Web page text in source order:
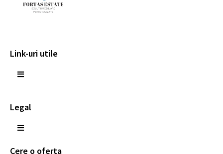
Link-uri utile
Legal
Cere o oferta